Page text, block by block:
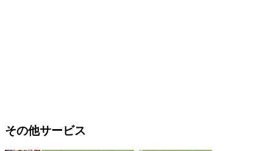
その他サービス